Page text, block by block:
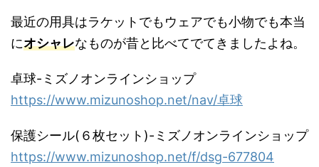
最近の用具はラケットでもウェアでも小物でも本当
にオシャレなものが昔と比べてでてきましたよね。
卓球-ミズノオンラインショップ
https://www.mizunoshop.net/nav/卓球
保護シール(６枚セット)-ミズノオンラインショップ
https://www.mizunoshop.net/f/dsg-677804